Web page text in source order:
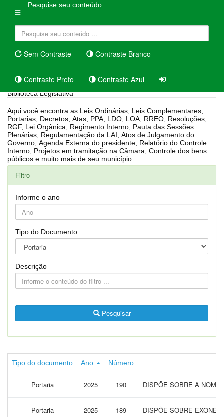
Pesquise seu conteúdo
Sem Contraste Contraste Branco
Contraste Preto Contraste Azul
Biblioteca Legislativa
Aqui você encontra as Leis Ordinárias, Leis Complementares,
Portarias, Decretos, Atas, PPA, LDO, LOA, RREO, Resoluções,
RGF, Lei Orgânica, Regimento Interno, Pauta das Sessões
Plenárias, Regulamentação da LAI, Atos de Julgamento do
Governo, Agenda Externa do presidente, Relatório do Controle
Interno, Projetos em tramitação na Câmara, Controle dos bens
públicos e muito mais de seu município.
Filtro
Informe o ano
Tipo do Documento
Descrição
Pesquisar
Tipo do documento Ano Número
Portaria 2025 190 DISPÕE SOBRE A
Portaria 2025 189 DISPÕE SOBRE